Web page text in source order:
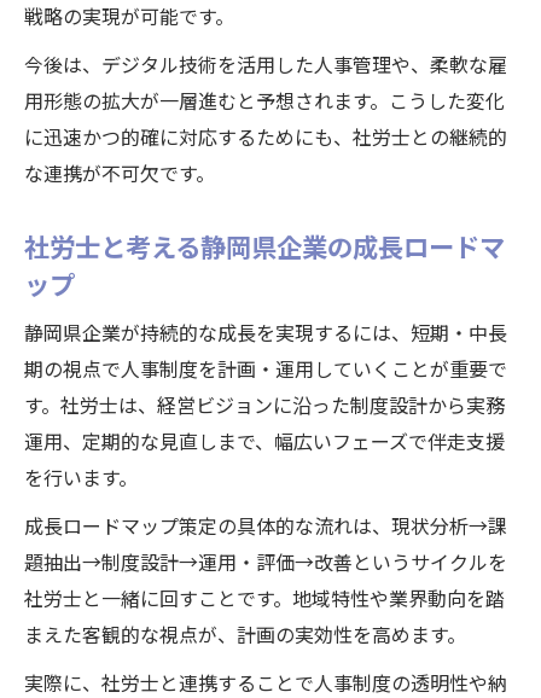
戦略の実現が可能です。
今後は、デジタル技術を活用した人事管理や、柔軟な雇
用形態の拡大が一層進むと予想されます。こうした変化
に迅速かつ的確に対応するためにも、社労士との継続的
な連携が不可欠です。
社労士と考える静岡県企業の成長ロードマ
ップ
静岡県企業が持続的な成長を実現するには、短期・中長
期の視点で人事制度を計画・運用していくことが重要で
す。社労士は、経営ビジョンに沿った制度設計から実務
運用、定期的な見直しまで、幅広いフェーズで伴走支援
を行います。
成長ロードマップ策定の具体的な流れは、現状分析→課
題抽出→制度設計→運用・評価→改善というサイクルを
社労士と一緒に回すことです。地域特性や業界動向を踏
まえた客観的な視点が、計画の実効性を高めます。
実際に、社労士と連携することで人事制度の透明性や納